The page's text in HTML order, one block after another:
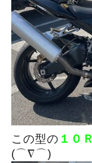
この型の １０Ｒ
(⌒∇⌒)